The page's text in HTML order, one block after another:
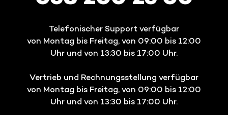
Telefonischer Support verfügbar
von Montag bis Freitag, von 09:00 bis 12:00
Uhr und von 13:30 bis 17:00 Uhr.
Vertrieb und Rechnungsstellung verfügbar
von Montag bis Freitag, von 09:00 bis 12:00
Uhr und von 13:30 bis 17:00 Uhr.